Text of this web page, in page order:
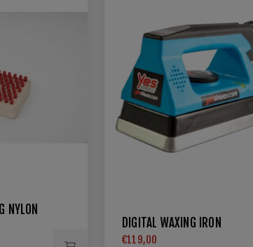
NYLON
DIGITAL WAXING IRON
€119,00